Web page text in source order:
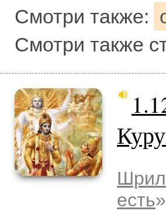
Смотри также:
Смотри также
есть»